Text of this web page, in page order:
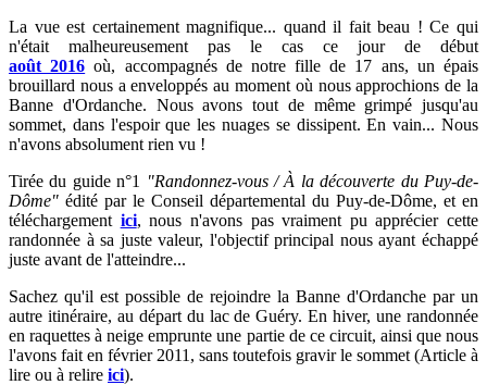
La vue est certainement magnifique... quand il fait beau ! Ce qui
n'était malheureusement pas le cas ce jour de début
août 2016 où, accompagnés de notre fille de 17 ans, un épais
brouillard nous a enveloppés au moment où nous approchions de la
Banne d'Ordanche. Nous avons tout de même grimpé jusqu'au
sommet, dans l'espoir que les nuages se dissipent. En vain... Nous
n'avons absolument rien vu !
Tirée du guide n°1
"Randonnez-vous / À la découverte du Puy-de-
Dôme" édité par le Conseil départemental du Puy-de-Dôme, et en
téléchargement ici, nous n'avons pas vraiment pu apprécier cette
randonnée à sa juste valeur, l'objectif principal nous ayant échappé
juste avant de l'atteindre...
Sachez qu'il est possible de rejoindre la Banne d'Ordanche par un
autre itinéraire, au départ du lac de Guéry. En hiver, une randonnée
en raquettes à neige emprunte une partie de ce circuit, ainsi que nous
l'avons fait en février 2011, sans toutefois gravir le sommet (Article à
lire ou à relire ici).